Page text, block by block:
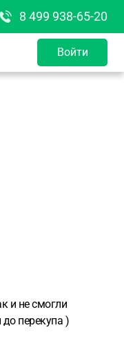
8 499 938-65-20
Войти
и не смогли
перекупа )